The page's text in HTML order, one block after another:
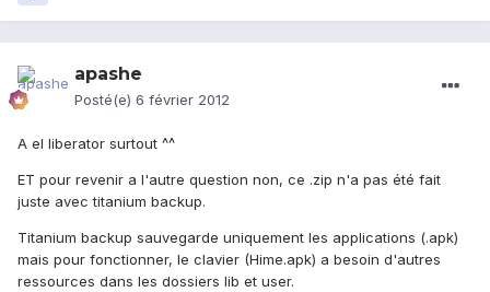
apashe
Posté(e) 6 février 2012
A el liberator surtout ^^
ET pour revenir a l'autre question non, ce .zip n'a pas été fait
juste avec titanium backup.
Titanium backup sauvegarde uniquement les applications (.apk)
mais pour fonctionner, le clavier (Hime.apk) a besoin d'autres
ressources dans les dossiers lib et user.